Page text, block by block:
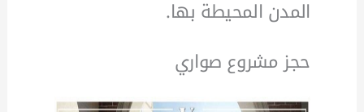
المدن المحيطة بها.
حجز مشروع صواري